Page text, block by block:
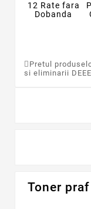
12 Rate fara
Dobanda
Pretul
si eliminarii DEEE
Toner